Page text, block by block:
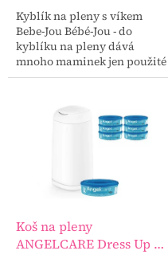
Kyblík na pleny s víkem
Bebe-Jou Bébé-Jou - do
kyblíku na pleny dává
mnoho maminek jen použité
pleny, ale kyblík od Bébé-jou
plnění a vyprazdňování...
Koš na pleny
ANGELCARE Dress Up + 1